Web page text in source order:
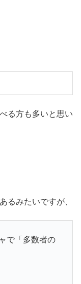
る方も多いと思い
るみたいですが、
で「多数者の